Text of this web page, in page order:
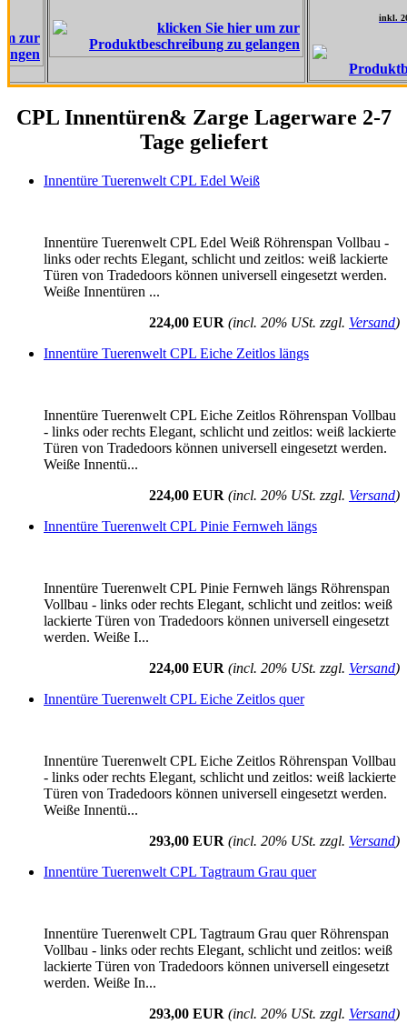
inkl. 20% USt. zzgl.
CPL Innentüren& Zarge Lagerware 2-7
Tage geliefert
Innentüre Tuerenwelt CPL Edel Weiß
Innentüre Tuerenwelt CPL Edel Weiß Röhrenspan Vollbau -
links oder rechts Elegant, schlicht und zeitlos: weiß lackierte
Türen von Tradedoors können universell eingesetzt werden.
Weiße Innentüren ...
224,00 EUR (incl. 20% USt. zzgl. Versand)
Innentüre Tuerenwelt CPL Eiche Zeitlos längs
Innentüre Tuerenwelt CPL Eiche Zeitlos Röhrenspan Vollbau
- links oder rechts Elegant, schlicht und zeitlos: weiß lackierte
Türen von Tradedoors können universell eingesetzt werden.
Weiße Innentü...
224,00 EUR (incl. 20% USt. zzgl. Versand)
Innentüre Tuerenwelt CPL Pinie Fernweh längs
Innentüre Tuerenwelt CPL Pinie Fernweh längs Röhrenspan
Vollbau - links oder rechts Elegant, schlicht und zeitlos: weiß
lackierte Türen von Tradedoors können universell eingesetzt
werden. Weiße I...
224,00 EUR (incl. 20% USt. zzgl. Versand)
Innentüre Tuerenwelt CPL Eiche Zeitlos quer
Innentüre Tuerenwelt CPL Eiche Zeitlos Röhrenspan Vollbau
- links oder rechts Elegant, schlicht und zeitlos: weiß lackierte
Türen von Tradedoors können universell eingesetzt werden.
Weiße Innentü...
293,00 EUR (incl. 20% USt. zzgl. Versand)
Innentüre Tuerenwelt CPL Tagtraum Grau quer
Innentüre Tuerenwelt CPL Tagtraum Grau quer Röhrenspan
Vollbau - links oder rechts Elegant, schlicht und zeitlos: weiß
lackierte Türen von Tradedoors können universell eingesetzt
werden. Weiße In...
293,00 EUR (incl. 20% USt. zzgl. Versand)